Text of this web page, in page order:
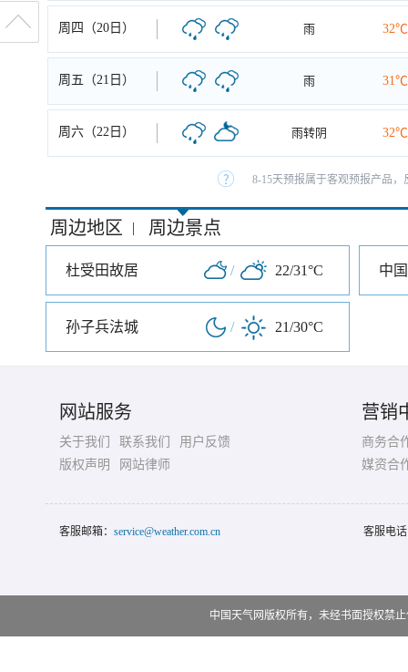
周四（20日） 雨 32℃
周五（21日） 雨 31℃
周六（22日） 雨转阴 32℃
8-15天预报属于客观预报产品
周边地区 | 周边景点
杜受田故居 / 22/31°C 中
孙子兵法城 / 21/30°C
网站服务
关于我们 联系我们
用户反馈
版权声明
网站律师
营销
商务合
媒资合
客服邮箱： service@weather.com.cn 客服电
中国天气网版权所有，未经书面授权